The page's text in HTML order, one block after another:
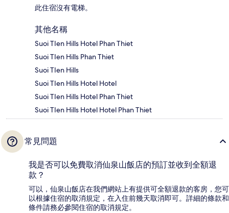
此住宿沒有電梯。
其他名稱
Suoi TIen Hills Hotel Phan Thiet
Suoi TIen Hills Phan Thiet
Suoi TIen Hills
Suoi TIen Hills Hotel Hotel
Suoi TIen Hills Hotel Phan Thiet
Suoi TIen Hills Hotel Hotel Phan Thiet
常見問題
我是否可以免費取消仙泉山飯店的預訂並收到全額退
款？
可以，仙泉山飯店在我們網站上有提供可全額退款的客房，您可
以根據住宿的取消規定，在入住前幾天取消即可。詳細的條款和
條件請務必參閱住宿的取消規定。